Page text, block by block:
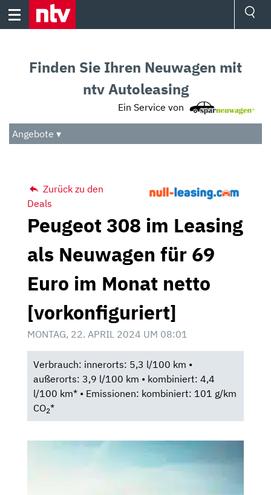
Skip
Audio
Das Beste
Finden Sie Ihren Neuwagen mit
ntv Autoleasing
Ein Service von
Angebote ▾
Zurück zu den
Deals
Peugeot 308 im Leasing
als Neuwagen für 69
Euro im Monat netto
[vorkonfiguriert]
MONTAG, 22. APRIL 2024 UM 08:01
Verbrauch: innerorts: 5,3 l/100 km •
außerorts: 3,9 l/100 km • kombiniert: 4,4
l/100 km* • Emissionen: kombiniert: 101 g/km
CO2*